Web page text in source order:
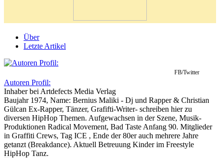
Über
Letzte Artikel
FB/Twitter
Autoren Profil:
Inhaberbei Artdefects Media Verlag
Baujahr 1974, Name: Bernius Maliki - Dj und Rapper & Christian
Gülcan Ex-Rapper, Tänzer, Grafifti-Writer- schreiben hier zu
diversen HipHop Themen. Aufgewachsen in der Szene, Musik-
Produktionen Radical Movement, Bad Taste Anfang 90. Mitglieder
in Graffiti Crews, Tag ICE , Ende der 80er auch mehrere Jahre
getanzt (Breakdance). Aktuell Betreuung Kinder im Freestyle
HipHop Tanz.